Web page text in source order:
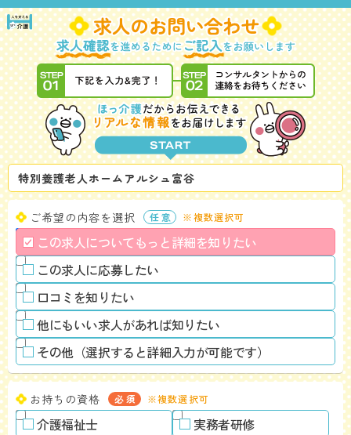
特別養護老人ホームアルシュ富谷
ご希望の内容を選択 ※複数選択可
この求人についてもっと詳細を知りたい
この求人に応募したい
口コミを知りたい
他にもいい求人があれば知りたい
その他（選択すると詳細入力が可能です）
お持ちの資格 ※複数選択可
介護福祉士
実務者研修